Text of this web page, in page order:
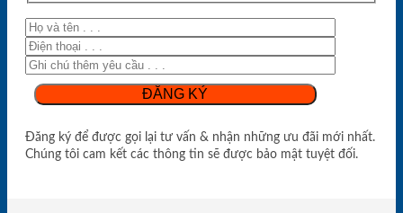
Đăng ký để được gọi lại tư vấn & nhận những ưu đãi mới nhất.
Chúng tôi cam kết các thông tin sẽ được bảo mật tuyệt đối.